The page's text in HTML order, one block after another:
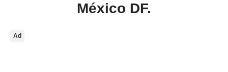
México DF.
Ad